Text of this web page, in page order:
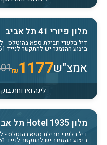
מלון פיורי 41 תל אביב
דיל בלעדי חבילת ספא בהוטלס-
ביצוע ההזמנה יש להתקשר לנייד 054-3331761
אמצ"ש ₪1177
לינה וארוחת בוקר | 1 לילות |
מלון Hotel 1935 תל אביב
דיל בלעדי חבילת ספא בהוטלס-
ביצוע ההזמנה יש להתקשר לנייד 054-3331761